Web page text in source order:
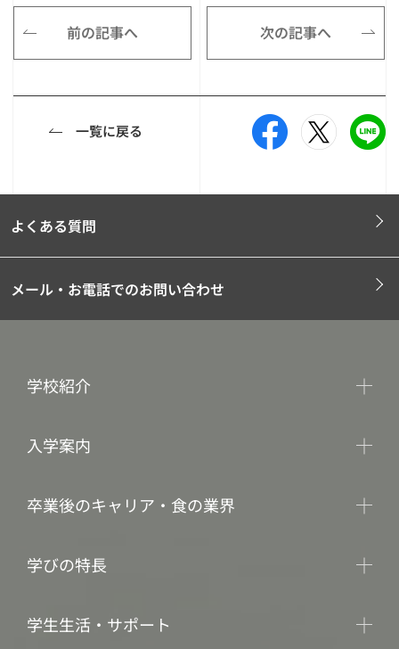
前の記事へ 次の記事へ
一覧に戻る
よくある質問
メール・お電話でのお問い合わせ
学校紹介
入学案内
卒業後のキャリア・食の業界
学びの特長
学生生活・サポート